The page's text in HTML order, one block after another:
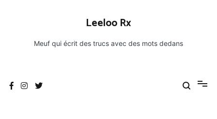
Leeloo Rx
Meuf qui écrit des trucs avec des mots dedans